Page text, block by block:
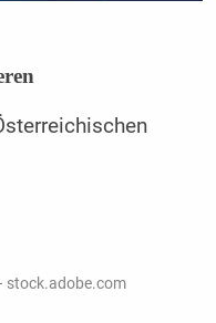
stock.adobe.com